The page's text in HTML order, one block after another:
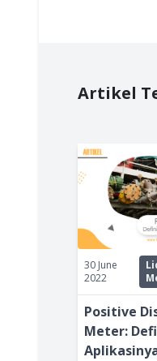
Artikel
30 June
2022
Positive
Meter: